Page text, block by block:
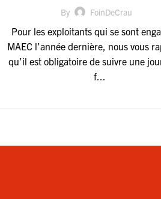
By FoinDeCrau
Pour les exploitants qui se sont
MAEC l’année dernière, nous vous
qu’il est obligatoire de suivre une
f...